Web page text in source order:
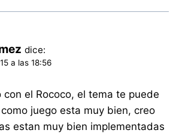
dice:
a las 18:56
con el Rococo, el tema te puede
juego esta muy bien, creo
estan muy bien implementadas